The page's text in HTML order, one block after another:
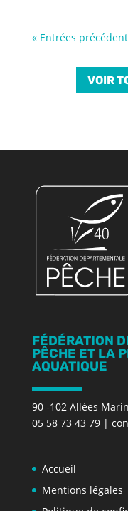
« Entrées
VOIR
FÉDÉRATION
PÊCHE ET LA
AQUATIQUE
90 -102 Allées
05 58 73 43 79|
Accueil
Mentions légales